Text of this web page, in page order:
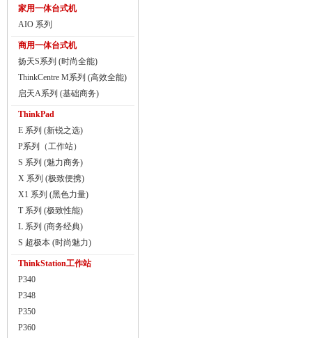
家用一体台式机
AIO 系列
商用一体台式机
扬天S系列 (时尚全能)
ThinkCentre M系列 (高效全能)
启天A系列 (基础商务)
ThinkPad
E 系列 (新锐之选)
P系列（工作站）
S 系列 (魅力商务)
X 系列 (极致便携)
X1 系列 (黑色力量)
T 系列 (极致性能)
L 系列 (商务经典)
S 超极本 (时尚魅力)
ThinkStation工作站
P340
P348
P350
P360